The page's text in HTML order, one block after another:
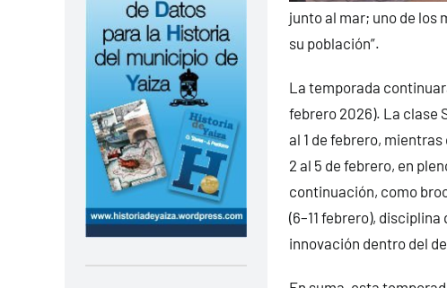
junto al mar; uno de los
su población”.
La temporada
febrero 2026). La clase
al 1 de febrero,
2 al 5 de febrero, en
continuación, como
(6–11 febrero),
innovación dentro del